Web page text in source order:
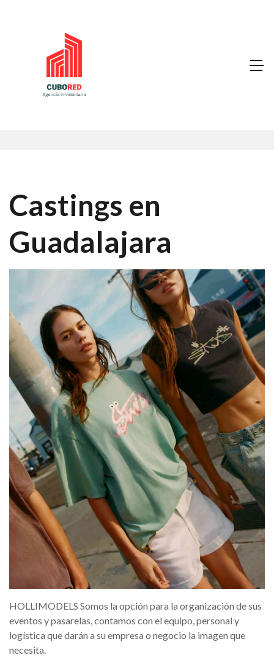
Castings en
Guadalajara
HOLLIMODELS Somos la opción para la organización de sus
eventos y pasarelas, contamos con el equipo, personal y
logística que darán a su empresa o negocio la imagen que
necesita.